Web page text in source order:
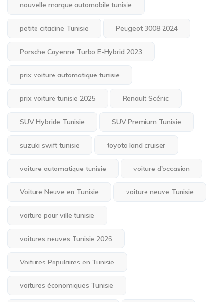
nouvelle marque automobile tunisie
petite citadine Tunisie Peugeot 3008 2024
Porsche Cayenne Turbo E-Hybrid 2023
prix voiture automatique tunisie
prix voiture tunisie 2025 Renault Scénic
SUV Hybride Tunisie SUV Premium Tunisie
suzuki swift tunisie toyota land cruiser
voiture automatique tunisie voiture d'occasion
Voiture Neuve en Tunisie voiture neuve Tunisie
voiture pour ville tunisie
voitures neuves Tunisie 2026
Voitures Populaires en Tunisie
voitures économiques Tunisie